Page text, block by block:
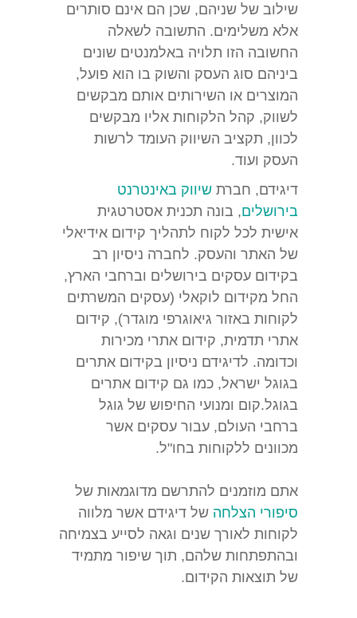
שילוב של שניהם, שכן הם אינם סותרים
אלא משלימים. התשובה לשאלה
החשובה הזו תלויה באלמנטים שונים
ביניהם סוג העסק והשוק בו הוא פועל,
המוצרים או השירותים אותם מבקשים
לשווק, קהל הלקוחות אליו מבקשים
לכוון, תקציב השיווק העומד לרשות
העסק ועוד.
דיגידם, חברת שיווק באינטרנט
בירושלים, בונה תכנית אסטרטגית
אישית לכל לקוח לתהליך קידום אידיאלי
של האתר והעסק. לחברה ניסיון רב
בקידום עסקים בירושלים וברחבי הארץ,
החל מקידום לוקאלי (עסקים המשרתים
לקוחות באזור גיאוגרפי מוגדר), קידום
אתרי תדמית, קידום אתרי מכירות
וכדומה. לדיגידם ניסיון בקידום אתרים
בגוגל ישראל, כמו גם קידום אתרים
בגוגל.קום ומנועי החיפוש של גוגל
ברחבי העולם, עבור עסקים אשר
מכוונים ללקוחות בחו"ל.
אתם מוזמנים להתרשם מדוגמאות של
סיפורי הצלחה של דיגידם אשר מלווה
לקוחות לאורך שנים וגאה לסייע בצמיחה
ובהתפתחות שלהם, תוך שיפור מתמיד
של תוצאות הקידום.